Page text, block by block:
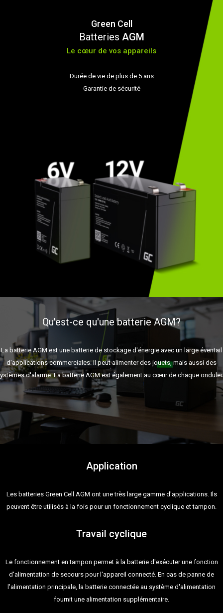
Green Cell
Batteries AGM
Le cœur de vos appareils
Durée de vie de plus de 5 ans
Garantie de sécurité
Qu'est-ce qu'une batterie AGM?
La batterie AGM est une batterie de stockage d'énergie avec un large éventail
d'applications commerciales. Il peut alimenter des jouets, mais aussi des
d'alarme. La batterie AGM est également au cœur de chaque
Application
Les batteries Green Cell AGM ont une très large gamme d'applications. Ils
peuvent être utilisés à la fois pour un fonctionnement cyclique et tampon.
Travail cyclique
Le fonctionnement en tampon permet à la batterie d'exécuter une fonction
d'alimentation de secours pour l'appareil connecté. En cas de panne de
l'alimentation principale, la batterie connectée au système d'alimentation
fournit une alimentation supplémentaire.